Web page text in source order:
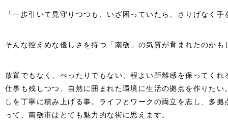
「一歩引いて見守りつつも、いざ困っていたら、さりげなく手
そんな控えめな優しさを持つ「南砺」の気質が育まれたのかも
放置でもなく、べったりでもない、程よい距離感を保ってく
仕事も残しつつ、自然に囲まれた環境に生活の拠点を作りた
しを丁寧に積み上げる事。ライフとワークの両立を志し、多
って、南砺市はとても魅力的な街に思えます。